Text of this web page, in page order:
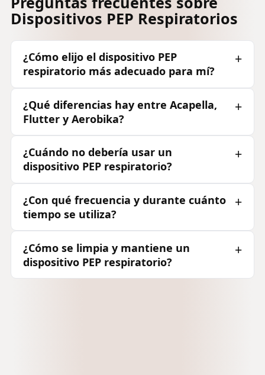
Dispositivos PEP Respiratorios
¿Cómo elijo el dispositivo PEP
respiratorio más adecuado para mí?
¿Qué diferencias hay entre Acapella,
Flutter y Aerobika?
¿Cuándo no debería usar un
dispositivo PEP respiratorio?
¿Con qué frecuencia y durante cuánto
tiempo se utiliza?
¿Cómo se limpia y mantiene un
dispositivo PEP respiratorio?